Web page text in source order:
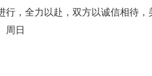
，全力以赴，双方以诚信相待，
日